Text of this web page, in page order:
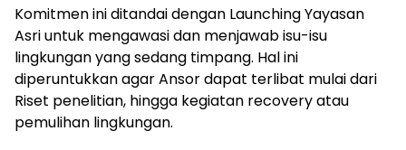
Komitmen ini ditandai dengan Launching Yayasan
Asri untuk mengawasi dan menjawab isu-isu
lingkungan yang sedang timpang. Hal ini
diperuntukkan agar Ansor dapat terlibat mulai dari
Riset penelitian, hingga kegiatan recovery atau
pemulihan lingkungan.